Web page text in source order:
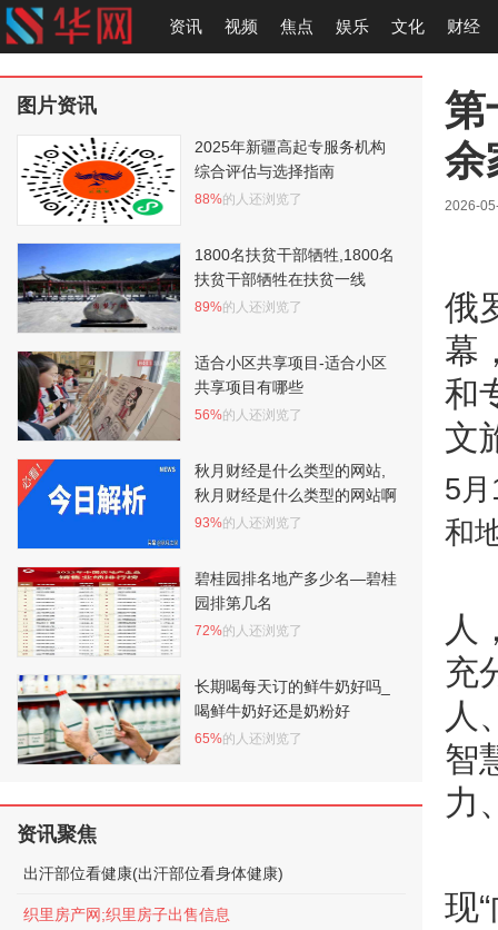
资讯 视频 焦点 娱乐 文化 财经
第
余
2026-
俄
幕
和
文
5
和
人
充
人
智
力
现
图片资讯
2025年新疆高起专服务机构
综合评估与选择指南
88%的人还浏览了
1800名扶贫干部牺牲,1800名
扶贫干部牺牲在扶贫一线
89%的人还浏览了
适合小区共享项目-适合小区
共享项目有哪些
56%的人还浏览了
秋月财经是什么类型的网站,
秋月财经是什么类型的网站啊
93%的人还浏览了
碧桂园排名地产多少名—碧桂
园排第几名
72%的人还浏览了
长期喝每天订的鲜牛奶好吗_
喝鲜牛奶好还是奶粉好
65%的人还浏览了
资讯聚焦
出汗部位看健康(出汗部位看身体健康)
织里房产网;织里房子出售信息